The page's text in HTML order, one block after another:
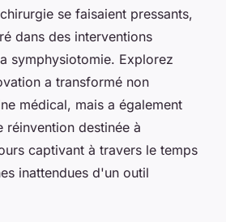
se faisaient pressants,
dans des interventions
symphysiotomie. Explorez
a transformé non
médical, mais a également
réinvention destinée à
captivant à travers le temps
inattendues d'un outil